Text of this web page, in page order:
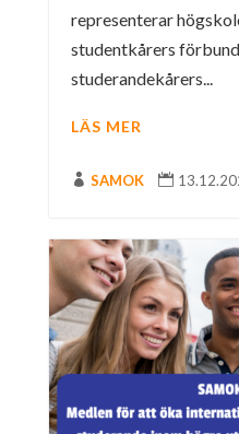
representerar
studentkårers förbund
studerandekårers...
LÄS MER
 SAMOK 